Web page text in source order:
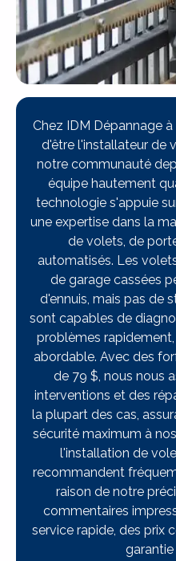
Chez IDM Dépannage
d'être l'installateur de
notre communauté
équipe hautement
technologie s'appuie
une expertise dans la
de volets, de
automatisés. Les
de garage cassées
d'ennuis, mais pas de
sont capables de
problèmes
abordable. Avec des
de 79 $, nous nous
interventions et des
la plupart des cas,
sécurité maximum à
l'installation de
recommandent
raison de notre
commentaires
service rapide, des prix